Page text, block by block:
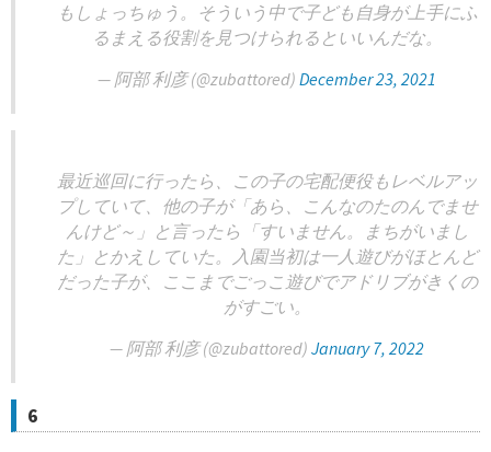
もしょっちゅう。そういう中で子ども自身が上手にふ
るまえる役割を見つけられるといいんだな。
— 阿部 利彦 (@zubattored) December 23, 2021
最近巡回に行ったら、この子の宅配便役もレベルアッ
プしていて、他の子が「あら、こんなのたのんでませ
んけど～」と言ったら「すいません。まちがいまし
た」とかえしていた。入園当初は一人遊びがほとんど
だった子が、ここまでごっこ遊びでアドリブがきくの
がすごい。
— 阿部 利彦 (@zubattored) January 7, 2022
6